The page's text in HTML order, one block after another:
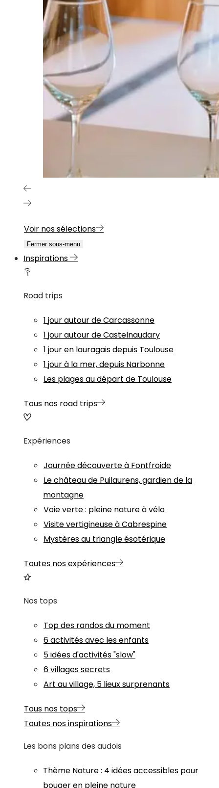
Voir nos sélections
Fermer sous-menu
Inspirations
Road trips
1 jour autour de Carcassonne
1 jour autour de Castelnaudary
1 jour en lauragais depuis Toulouse
1 jour à la mer, depuis Narbonne
Les plages au départ de Toulouse
Tous nos road trips
Expériences
Journée découverte à Fontfroide
Le château de Puilaurens, gardien de la
montagne
Voie verte : pleine nature à vélo
Visite vertigineuse à Cabrespine
Mystères au triangle ésotérique
Toutes nos expériences
Nos tops
Top des randos du moment
6 activités avec les enfants
5 idées d'activités "slow"
6 villages secrets
Art au village, 5 lieux surprenants
Tous nos tops
Toutes nos inspirations
Les bons plans des audois
Thème Nature: 4 idées accessibles pour
bouger en pleine nature